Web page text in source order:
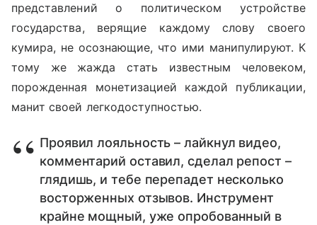
представлений о политическом устройстве
государства, верящие каждому слову своего
кумира, не осознающие, что ими манипулируют. К
тому же жажда стать известным человеком,
порожденная монетизацией каждой публикации,
манит своей легкодоступностью.
Проявил лояльность – лайкнул видео,
комментарий оставил, сделал репост –
глядишь, и тебе перепадет несколько
восторженных отзывов. Инструмент
крайне мощный, уже опробованный в